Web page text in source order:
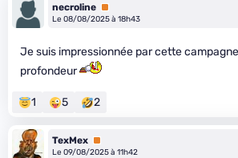
necroline Premium
Le 08/08/2025 à 18h43
Je suis impressionnée par cette
profondeur
1 5 2
TexMex Premium
Le 09/08/2025 à 11h42